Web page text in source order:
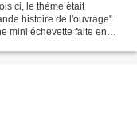
ci, le thème était
histoire de l'ouvrage"
mini échevette faite en